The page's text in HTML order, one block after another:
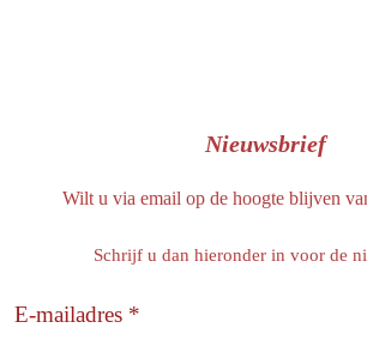
Nieuwsbrief
Wilt u via email op de hoogte blijven
Schrijf u dan hieronder in voor de
E-mailadres *